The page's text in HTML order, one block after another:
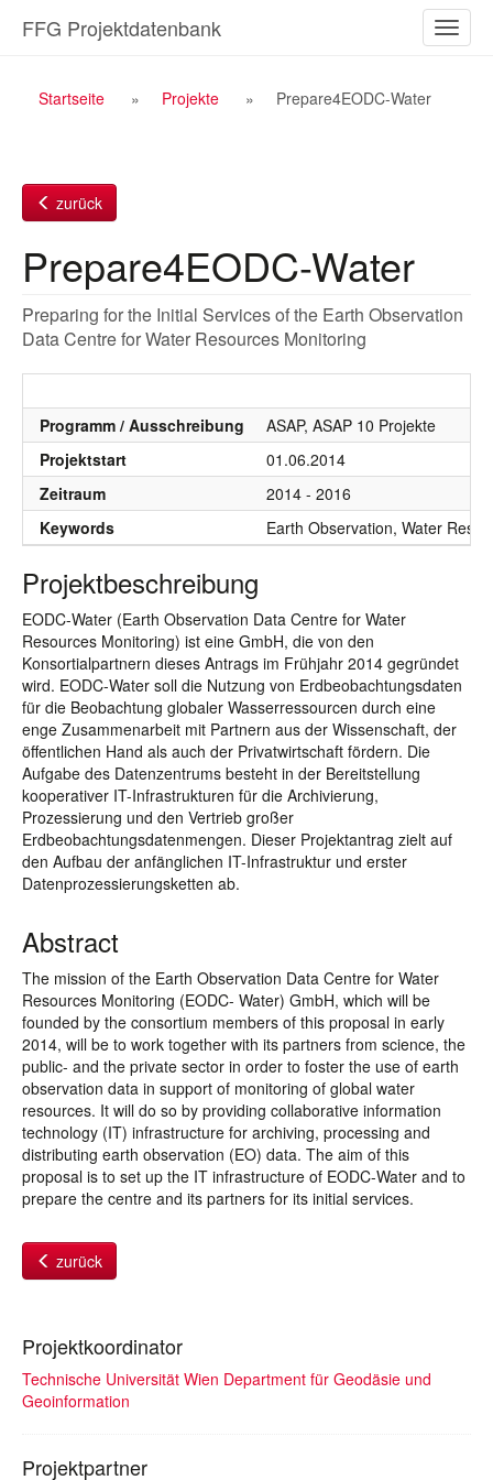
Inhalt
ein-/
FFG Projektdatenbank
Breadcrumb
Startseite Projekte Prepare4EODC-Water
zurück
Prepare4EODC-Water
Preparing for the Initial Services of the Earth Observation
Data Centre for Water Resources Monitoring
Programm / Ausschreibung
ASAP, ASAP 10 Projekte
Projektstart
01.06.2014
Zeitraum
2014 - 2016
Keywords
Earth Observation, Water
Projektbeschreibung
EODC-Water (Earth Observation Data Centre for Water
Resources Monitoring) ist eine GmbH, die von den
Konsortialpartnern dieses Antrags im Frühjahr 2014 gegründet
wird. EODC-Water soll die Nutzung von Erdbeobachtungsdaten
für die Beobachtung globaler Wasserressourcen durch eine
enge Zusammenarbeit mit Partnern aus der Wissenschaft, der
öffentlichen Hand als auch der Privatwirtschaft fördern. Die
Aufgabe des Datenzentrums besteht in der Bereitstellung
kooperativer IT-Infrastrukturen für die Archivierung,
Prozessierung und den Vertrieb großer
Erdbeobachtungsdatenmengen. Dieser Projektantrag zielt auf
den Aufbau der anfänglichen IT-Infrastruktur und erster
Datenprozessierungsketten ab.
Abstract
The mission of the Earth Observation Data Centre for Water
Resources Monitoring (EODC- Water) GmbH, which will be
founded by the consortium members of this proposal in early
2014, will be to work together with its partners from science, the
public- and the private sector in order to foster the use of earth
observation data in support of monitoring of global water
resources. It will do so by providing collaborative information
technology (IT) infrastructure for archiving, processing and
distributing earth observation (EO) data. The aim of this
proposal is to set up the IT infrastructure of EODC-Water and to
prepare the centre and its partners for its initial services.
zurück
Projektkoordinator
Technische Universität Wien Department für Geodäsie und
Geoinformation
Projektpartner